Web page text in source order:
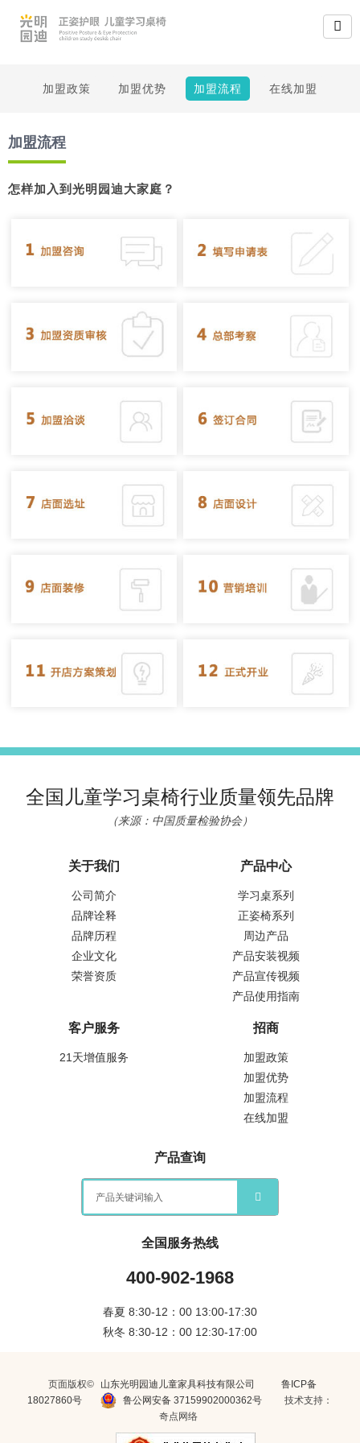
加盟政策 加盟优势 加盟流程 在线加盟
加盟流程
怎样加入到光明园迪大家庭？
全国儿童学习桌椅行业质量领先品牌
（来源：中国质量检验协会）
关于我们
公司简介
品牌诠释
品牌历程
企业文化
荣誉资质
产品中心
学习桌系列
正姿椅系列
周边产品
产品安装视频
产品宣传视频
产品使用指南
客户服务
21天增值服务
招商
加盟政策
加盟优势
加盟流程
在线加盟
产品查询
全国服务热线
400-902-1968
春夏 8:30-12：00 13:00-17:30
秋冬 8:30-12：00 12:30-17:00
页面版权© 山东光明园迪儿童家具科技有限公司
鲁ICP备
18027860号
鲁公网安备 37159902000362号
技术支持：
奇点网络